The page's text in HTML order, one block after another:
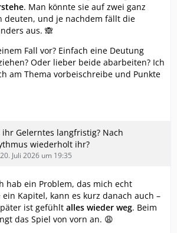
. Man könnte sie auf zwei ganz
deuten, und je nachdem fällt die
aus. 🙈
Fall vor? Einfach eine Deutung
Oder lieber beide abarbeiten? Ich
am Thema vorbeischreibe und Punkte
Gelerntes langfristig? Nach
wiederholt ihr?
20. Juli 2026 um 19:35
hab ein Problem, das mich echt
Kapitel, kann es kurz danach auch –
ist gefühlt alles wieder weg. Beim
das Spiel von vorn an. 😩